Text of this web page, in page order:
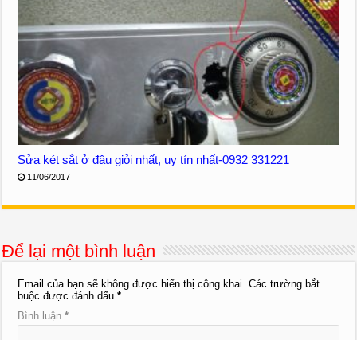
Sửa két sắt ở đâu giỏi nhất, uy tín nhất-0932 331221
11/06/2017
Để lại một bình luận
Email của bạn sẽ không được hiển thị công khai. Các trường bắt
buộc được đánh dấu*
Bình luận*